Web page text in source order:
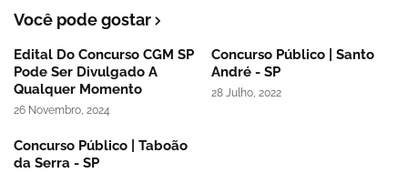
Você pode gostar
Edital Do Concurso CGM SP
Pode Ser Divulgado A
Qualquer Momento
26 Novembro, 2024
Concurso Público | Santo
André - SP
28 Julho, 2022
Concurso Público | Taboão
da Serra - SP